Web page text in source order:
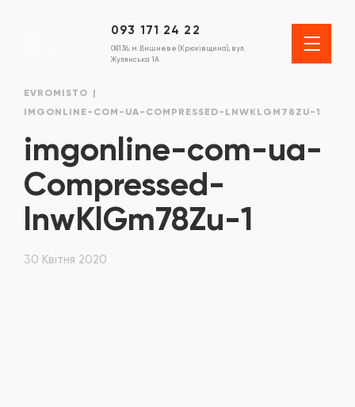
093 171 24 22
08136, м. Вишневе (Крюківщина), вул.
Жулянська 1А
EVROMISTO
IMGONLINE-COM-UA-COMPRESSED-LNWKLGM78ZU-1
imgonline-com-ua-
Compressed-
lnwKlGm78Zu-1
30 Квітня 2020